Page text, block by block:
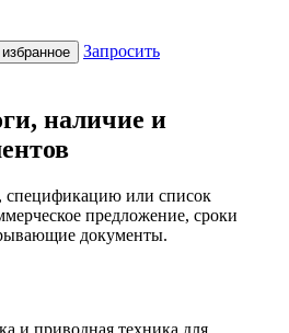
Запросить
наличие и
спецификацию или список
предложение, сроки
документы.
и приводная техника для